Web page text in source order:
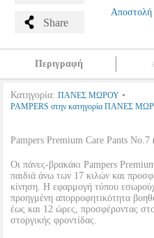
Share
Αποστολή
Περιγραφή
Κατηγορία: ΠΑΝΕΣ ΜΩΡΟΥ •
PAMPERS στην κατηγορία ΠΑΝΕΣ
Pampers Premium Care Pants No.7
Οι πάνες-βρακάκι Pampers
παιδιά άνω των 17 κιλών και
κίνηση. Η εφαρμογή τύπου
προηγμένη απορροφητικότητα
έως και 12 ώρες, προσφέροντας
στοργικής φροντίδας.